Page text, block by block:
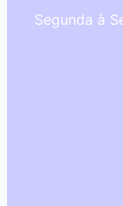
Segunda à